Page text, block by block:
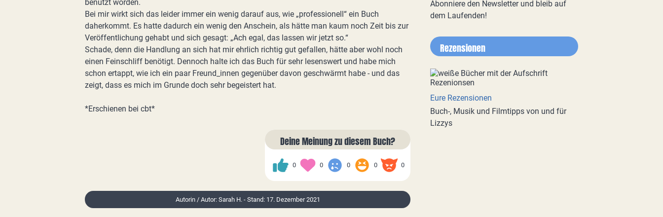
benutzt worden.
Bei mir wirkt sich das leider immer ein wenig darauf aus, wie „professionell“ ein Buch
daherkommt. Es hatte dadurch ein wenig den Anschein, als hätte man kaum noch Zeit bis zur
Veröffentlichung gehabt und sich gesagt: „Ach egal, das lassen wir jetzt so.“
Schade, denn die Handlung an sich hat mir ehrlich richtig gut gefallen, hätte aber wohl noch
einen Feinschliff benötigt. Dennoch halte ich das Buch für sehr lesenswert und habe mich
schon ertappt, wie ich ein paar Freund_innen gegenüber davon geschwärmt habe - und das
zeigt, dass es mich im Grunde doch sehr begeistert hat.
*Erschienen bei cbt*
Deine Meinung zu diesem Buch?
0 0 0 0 0
Autorin / Autor: Sarah H. - Stand: 17. Dezember 2021
Abonniere den Newsletter und bleib auf
dem Laufenden!
Rezensionen
Eure Rezensionen
Buch-, Musik und Filmtipps von und für
Lizzys